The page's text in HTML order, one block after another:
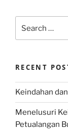
for:
RECENT
Keindahan
Menelusuri
Petualangan